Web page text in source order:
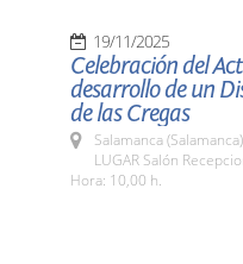
19/11/2025
Celebración del
desarrollo de un
de las Cregas
Salamanca (Salamanca)
LUGAR Salón
Hora: 10,00 h.